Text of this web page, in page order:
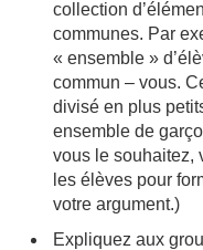
collection
communes. Par
« ensemble »
commun – vous.
divisé en plus
ensemble de
vous le souhaitez,
les élèves pour
votre argument.)
Expliquez aux